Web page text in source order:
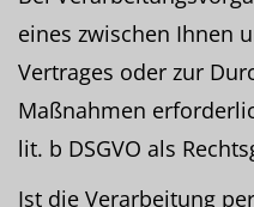
eines zwischen Ihnen
Vertrages oder zur
Maßnahmen
lit. b DSGVO als
Ist die Verarbeitung